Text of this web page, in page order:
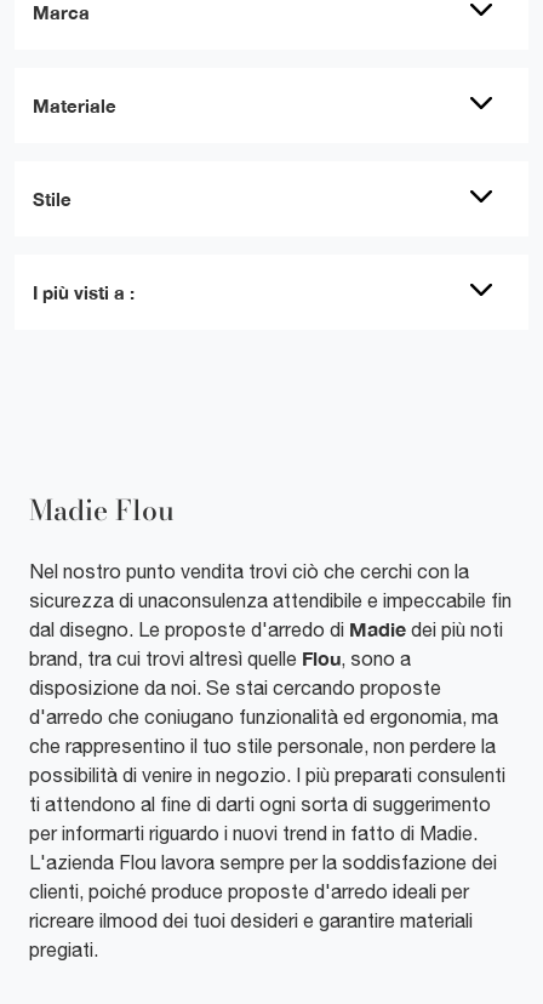
Marca
Materiale
Stile
I più visti a :
Madie Flou
Nel nostro punto vendita trovi ciò che cerchi con la
sicurezza di unaconsulenza attendibile e impeccabile fin
dal disegno. Le proposte d'arredo di Madie dei più noti
brand, tra cui trovi altresì quelle Flou, sono a
disposizione da noi. Se stai cercando proposte
d'arredo che coniugano funzionalità ed ergonomia, ma
che rappresentino il tuo stile personale, non perdere la
possibilità di venire in negozio. I più preparati consulenti
ti attendono al fine di darti ogni sorta di suggerimento
per informarti riguardo i nuovi trend in fatto di Madie.
L'azienda Flou lavora sempre per la soddisfazione dei
clienti, poiché produce proposte d'arredo ideali per
ricreare ilmood dei tuoi desideri e garantire materiali
pregiati.